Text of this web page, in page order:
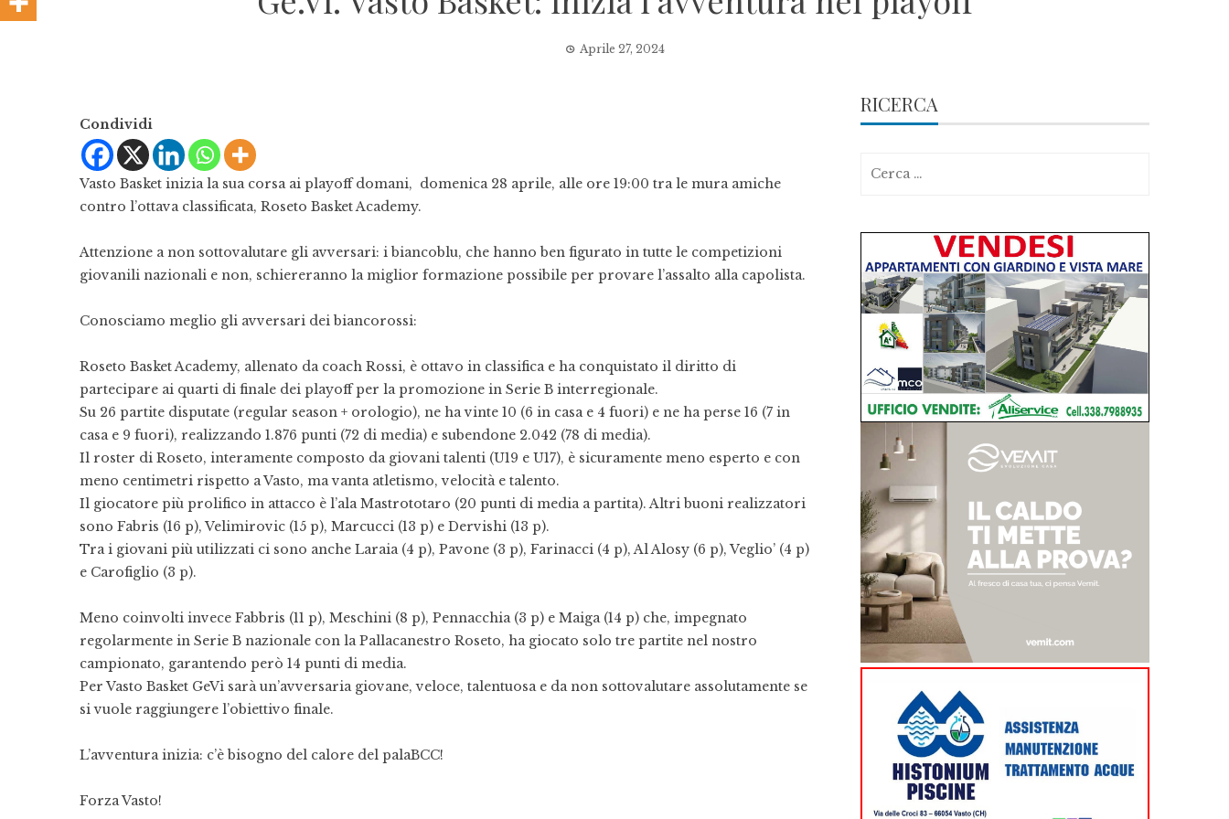
Aprile 27, 2024
Condividi
Vasto Basket inizia la sua corsa ai playoff domani, domenica 28 aprile, alle ore 19:00 tra le mura amiche
contro l’ottava classificata, Roseto Basket Academy.
Attenzione a non sottovalutare gli avversari: i biancoblu, che hanno ben figurato in tutte le competizioni
giovanili nazionali e non, schiereranno la miglior formazione possibile per provare l’assalto alla capolista.
Conosciamo meglio gli avversari dei biancorossi:
Roseto Basket Academy, allenato da coach Rossi, è ottavo in classifica e ha conquistato il diritto di
partecipare ai quarti di finale dei playoff per la promozione in Serie B interregionale.
Su 26 partite disputate (regular season + orologio), ne ha vinte 10 (6 in casa e 4 fuori) e ne ha perse 16 (7 in
casa e 9 fuori), realizzando 1.876 punti (72 di media) e subendone 2.042 (78 di media).
Il roster di Roseto, interamente composto da giovani talenti (U19 e U17), è sicuramente meno esperto e con
meno centimetri rispetto a Vasto, ma vanta atletismo, velocità e talento.
Il giocatore più prolifico in attacco è l’ala Mastrototaro (20 punti di media a partita). Altri buoni realizzatori
sono Fabris (16 p), Velimirovic (15 p), Marcucci (13 p) e Dervishi (13 p).
Tra i giovani più utilizzati ci sono anche Laraia (4 p), Pavone (3 p), Farinacci (4 p), Al Alosy (6 p), Veglio’ (4 p)
e Carofiglio (3 p).
Meno coinvolti invece Fabbris (11 p), Meschini (8 p), Pennacchia (3 p) e Maiga (14 p) che, impegnato
regolarmente in Serie B nazionale con la Pallacanestro Roseto, ha giocato solo tre partite nel nostro
campionato, garantendo però 14 punti di media.
Per Vasto Basket GeVi sarà un’avversaria giovane, veloce, talentuosa e da non sottovalutare assolutamente se
si vuole raggiungere l’obiettivo finale.
L’avventura inizia: c’è bisogno del calore del palaBCC!
Forza Vasto!
RICERCA